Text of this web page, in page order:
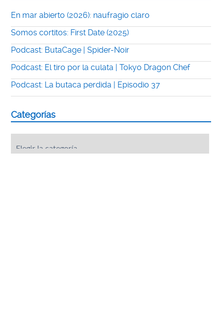
En mar abierto (2026): naufragio claro
Somos cortitos: First Date (2025)
Podcast: ButaCage | Spider-Noir
Podcast: El tiro por la culata | Tokyo Dragon Chef
Podcast: La butaca perdida | Episodio 37
Categorías